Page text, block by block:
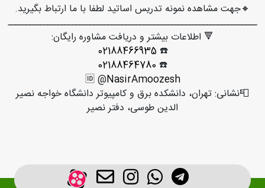
🔸جهت مشاهده نمونه تدریس اساتید لطفا با ما ارتباط بگیرید.
ــــــــــــــــــــــــــــــــــــــــــــــــــــــــــــــــــــــ
🔻 اطلاعات بیشتر و دریافت مشاوره رایگان:
☎️
02188466935
☎️
02188464780
🆔 @NasirAmoozesh
📮نشانی: تهران، دانشکده برق و کامپیوتر دانشگاه خواجه نصیر
الدین طوسی، دفتر نصیر